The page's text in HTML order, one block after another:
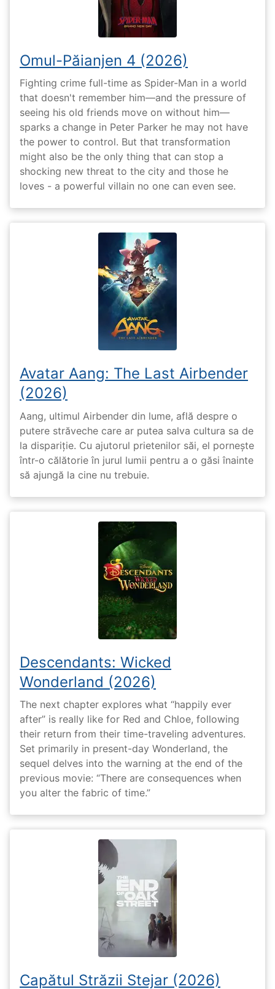
Omul-Păianjen 4 (2026)
Fighting crime full-time as Spider-Man in a world
that doesn't remember him—and the pressure of
seeing his old friends move on without him—
sparks a change in Peter Parker he may not have
the power to control. But that transformation
might also be the only thing that can stop a
shocking new threat to the city and those he
loves - a powerful villain no one can even see.
Avatar Aang: The Last Airbender
(2026)
Aang, ultimul Airbender din lume, află despre o
putere străveche care ar putea salva cultura sa de
la dispariție. Cu ajutorul prietenilor săi, el pornește
într-o călătorie în jurul lumii pentru a o găsi înainte
să ajungă la cine nu trebuie.
Descendants: Wicked
Wonderland (2026)
The next chapter explores what “happily ever
after” is really like for Red and Chloe, following
their return from their time-traveling adventures.
Set primarily in present-day Wonderland, the
sequel delves into the warning at the end of the
previous movie: “There are consequences when
you alter the fabric of time.”
Capătul Străzii Stejar (2026)